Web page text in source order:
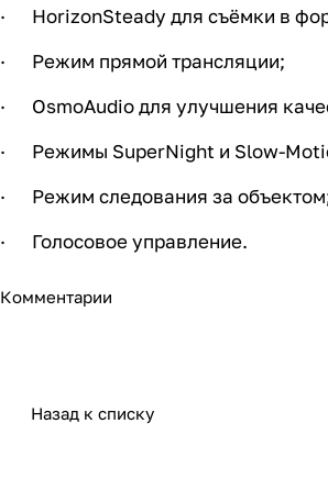
· HorizonSteady для съёмки в
· Режим прямой трансляции;
· OsmoAudio для улучшения
· Режимы SuperNight и Slow-
· Режим следования за
· Голосовое управление.
Комментарии
Назад к списку